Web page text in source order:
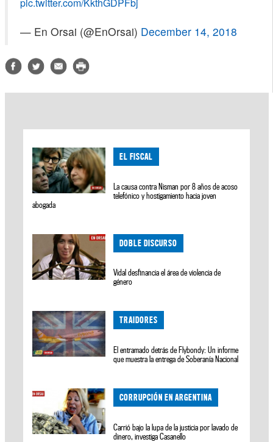
— En Orsai (@EnOrsai) December 14, 2018
EL FISCAL
La causa contra Nisman por 8 años de acoso
telefónico y hostigamiento hacia joven
abogada
DOBLE DISCURSO
Vidal desfinancia el área de violencia de
género
TRAIDORES
El entramado detrás de Flybondy: Un informe
que muestra la entrega de Soberanía Nacional
CORRUPCIÓN EN ARGENTINA
Carrió bajo la lupa de la justicia por lavado de
dinero, investiga Casanello